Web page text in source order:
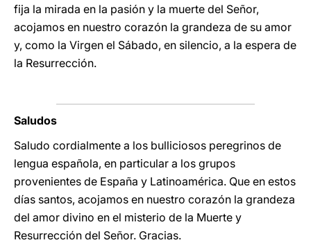
fija la mirada en la pasión y la muerte del Señor,
acojamos en nuestro corazón la grandeza de su amor
y, como la Virgen el Sábado, en silencio, a la espera de
la Resurrección.
Saludos
Saludo cordialmente a los bulliciosos peregrinos de
lengua española, en particular a los grupos
provenientes de España y Latinoamérica. Que en estos
días santos, acojamos en nuestro corazón la grandeza
del amor divino en el misterio de la Muerte y
Resurrección del Señor. Gracias.